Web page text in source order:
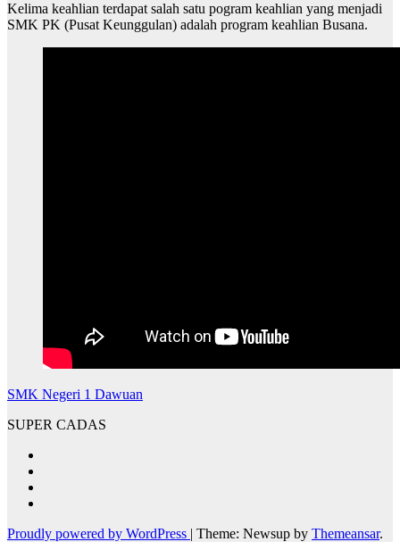
Kelima keahlian terdapat salah satu pogram keahlian yang menjadi
SMK PK (Pusat Keunggulan) adalah program keahlian Busana.
SMK Negeri 1 Dawuan
SUPER CADAS
Proudly powered by WordPress | Theme: Newsup by Themeansar.